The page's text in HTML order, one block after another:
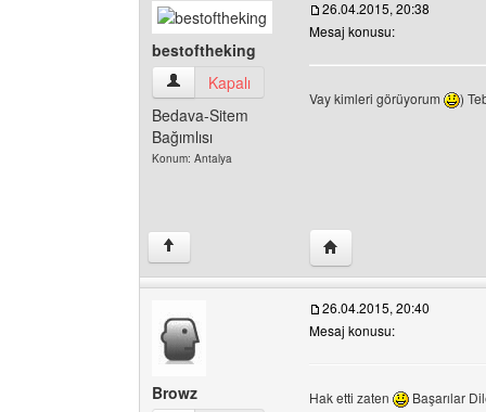
bestoftheking
bestoftheking Kullanıcının profilini görüntüle
Kapalı
Bedava-Sitem
Bağımlısı
Konum: Antalya
26.04.2015, 20:38
Mesaj konusu:
Vay kimleri görüyorum )
↑ Yazarın web sitesini
Browz
26.04.2015, 20:40
Mesaj konusu:
Hak etti zaten Başarılar